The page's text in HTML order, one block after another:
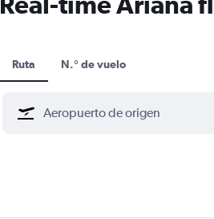
Ruta N.° de vuelo